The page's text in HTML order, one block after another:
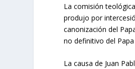
La comisión
produjo por
canonización del
no definitivo del
La causa de Juan